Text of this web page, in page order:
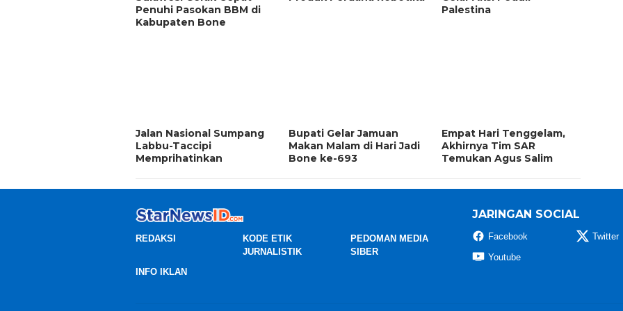
Penuhi Pasokan BBM di
Kabupaten Bone
Palestina
Jalan Nasional Sumpang
Labbu-Taccipi
Memprihatinkan
Bupati Gelar Jamuan
Makan Malam di Hari Jadi
Bone ke-693
Empat Hari Tenggelam,
Akhirnya Tim SAR
Temukan Agus Salim
REDAKSI
KODE ETIK
JURNALISTIK
PEDOMAN MEDIA
SIBER
INFO IKLAN
JARINGAN SOCIAL
Facebook Twitter
Youtube